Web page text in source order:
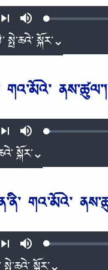
Next
MuteLoaded:
གའ༌མོའེ༌ ནས༌ཚུལ༌།
Next
MuteLoaded:
གའ༌མོའེ༌
Next
MuteLoaded: